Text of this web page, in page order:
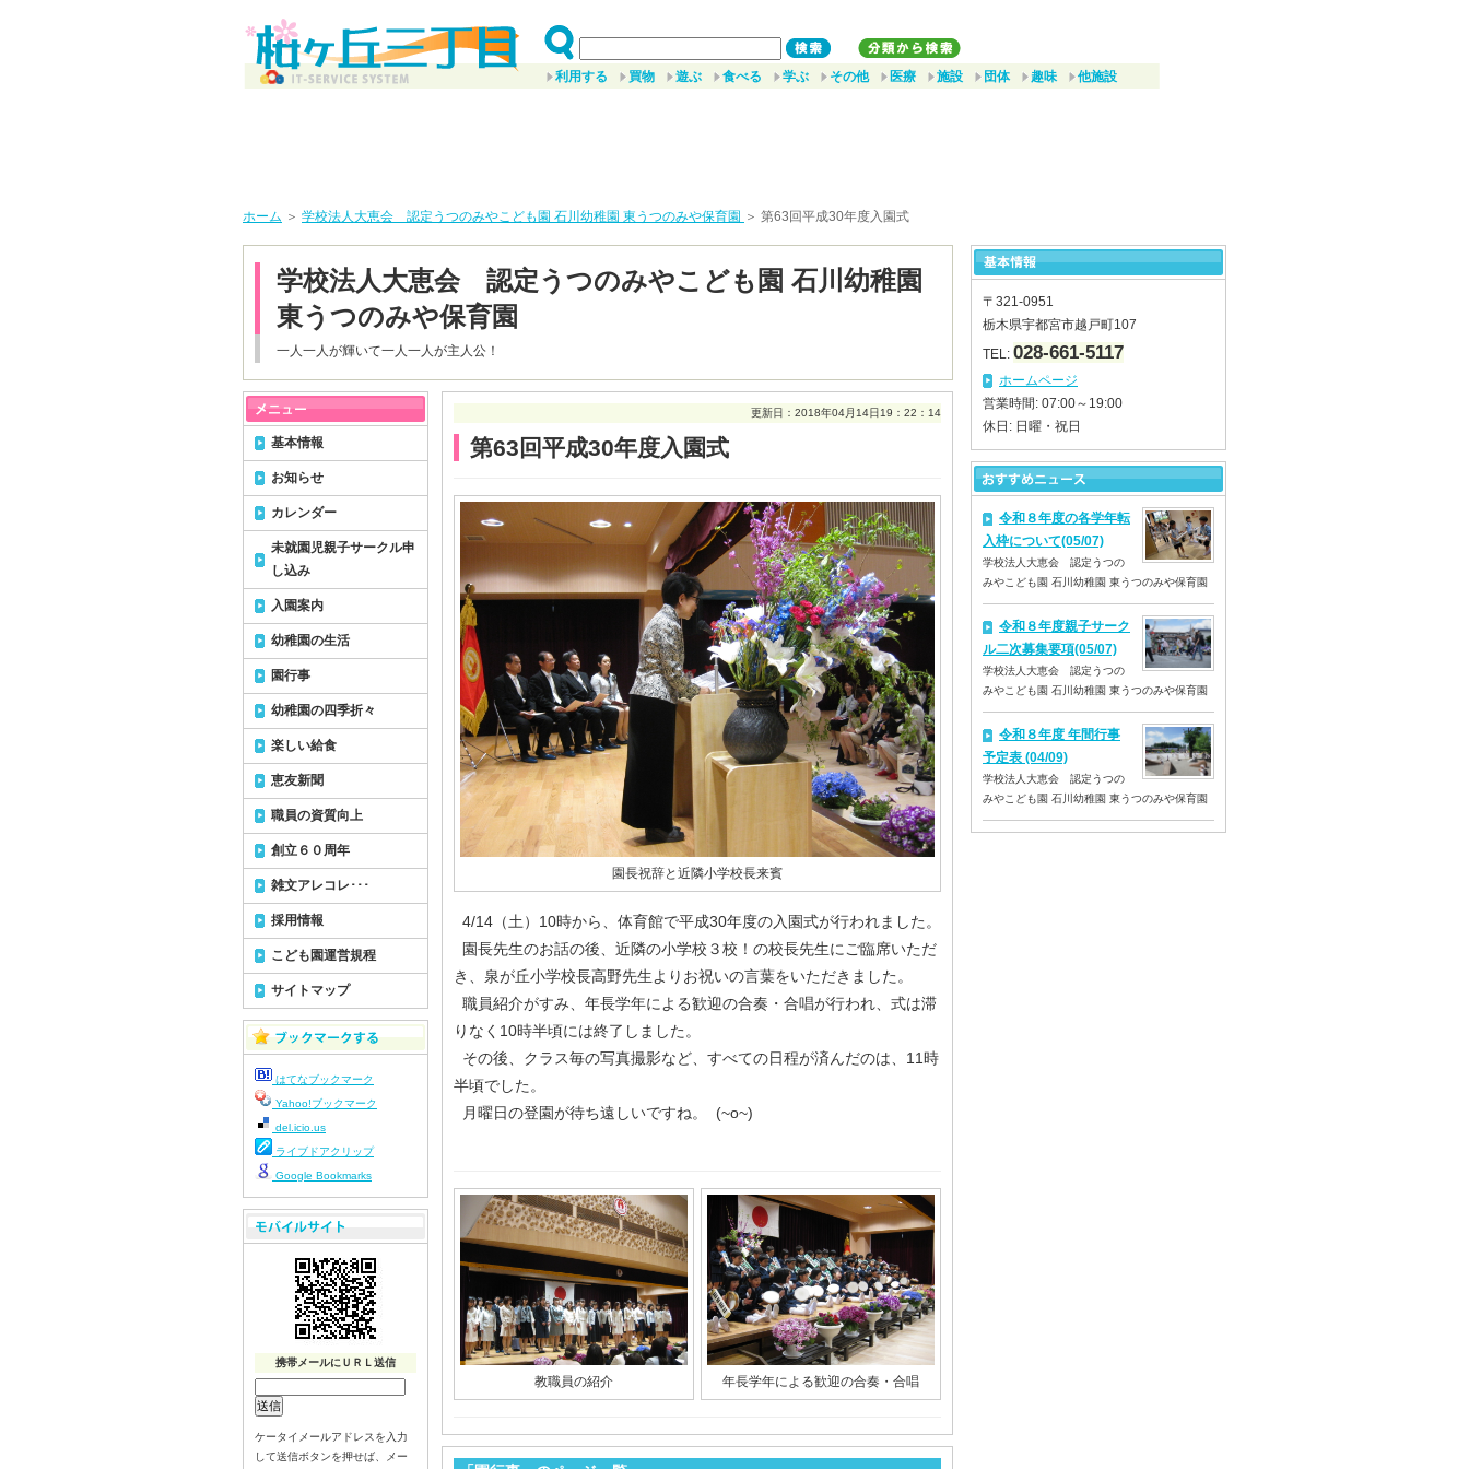
利用する 買物 遊ぶ 食べる 学ぶ その他 医療 施設 団体 趣味 他施設
ホーム ＞ 学校法人大恵会 認定うつのみやこども園 石川幼稚園 東うつのみや保育園 ＞ 第63回平成30年度入園式
学校法人大恵会 認定うつのみやこども園 石川幼稚園
東うつのみや保育園
一人一人が輝いて一人一人が主人公！
更新日：2018年04月14日19：22：14
第63回平成30年度入園式
園長祝辞と近隣小学校長来賓
4/14（土）10時から、体育館で平成30年度の入園式が行われました。
園長先生のお話の後、近隣の小学校３校！の校長先生にご臨席いただ
き、泉が丘小学校長高野先生よりお祝いの言葉をいただきました。
職員紹介がすみ、年長学年による歓迎の合奏・合唱が行われ、式は滞
りなく10時半頃には終了しました。
その後、クラス毎の写真撮影など、すべての日程が済んだのは、11時
半頃でした。
月曜日の登園が待ち遠しいですね。 (~o~)
教職員の紹介 年長学年による歓迎の合奏・合唱
基本情報
お知らせ
カレンダー
未就園児親子サークル申
し込み
入園案内
幼稚園の生活
園行事
幼稚園の四季折々
楽しい給食
恵友新聞
職員の資質向上
創立６０周年
雑文アレコレ･･･
採用情報
こども園運営規程
サイトマップ
はてなブックマーク
Yahoo!ブックマーク
del.icio.us
ライブドアクリップ
Google Bookmarks
携帯メールにＵＲＬ送信
ケータイメールアドレスを入力
して送信ボタンを押せば、メー
〒321-0951
栃木県宇都宮市越戸町107
TEL: 028-661-5117
ホームページ
営業時間: 07:00～19:00
休日: 日曜・祝日
令和８年度の各学年転
入枠について(05/07)
学校法人大恵会 認定うつの
みやこども園 石川幼稚園 東うつのみや保育園
令和８年度親子サーク
ル二次募集要項(05/07)
学校法人大恵会 認定うつの
みやこども園 石川幼稚園 東うつのみや保育園
令和８年度 年間行事
予定表 (04/09)
学校法人大恵会 認定うつの
みやこども園 石川幼稚園 東うつのみや保育園